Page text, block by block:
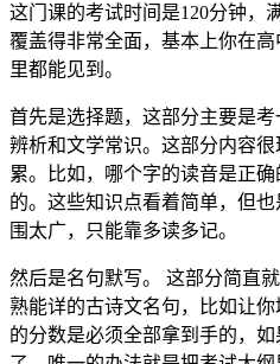
这门课的考试时间是120分钟，
覆盖得非常全面，基本上你在
里都能见到。
首先是选择题，这部分主要是
辨析和文学常识。这部分内容
累。比如，哪个字的读音是正
的。这些知识点看着简单，但
围太广，只能靠多读多记。
然后是名句默写。 这部分简直
熟能详的古诗文名句，比如让
的分数是必须全部拿到手的，